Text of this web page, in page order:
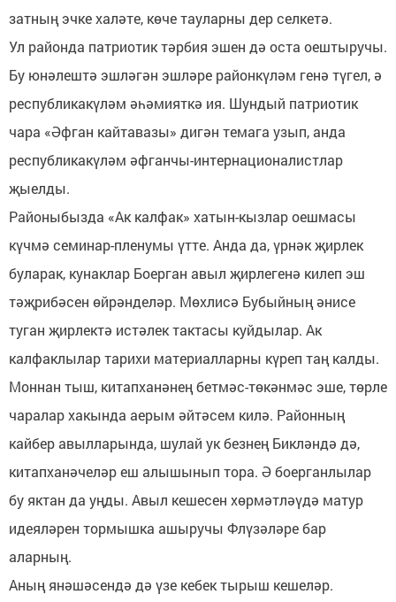
затның эчке халәте, көче тауларны дер селкетә.
Ул районда патриотик тәрбия эшен дә оста оештыручы.
Бу юнәлештә эшләгән эшләре районкүләм генә түгел, ә
республикакүләм әһәмияткә ия. Шундый патриотик
чара «Әфган кайтавазы» дигән темага узып, анда
республикакүләм әфганчы-интернационалистлар
җыелды.
Районыбызда «Ак калфак» хатын-кызлар оешмасы
күчмә семинар-пленумы үтте. Анда да, үрнәк җирлек
буларак, кунаклар Боерган авыл җирлегенә килеп эш
тәҗрибәсен өйрәнделәр. Мөхлисә Бубыйның әнисе
туган җирлектә истәлек тактасы куйдылар. Ак
калфаклылар тарихи материалларны күреп таң калды.
Моннан тыш, китапханәнең бетмәс-төкәнмәс эше, төрле
чаралар хакында аерым әйтәсем килә. Районның
кайбер авылларында, шулай ук безнең Бикләндә дә,
китапханәчеләр еш алышынып тора. Ә боерганлылар
бу яктан да уңды. Авыл кешесен хөрмәтләүдә матур
идеяләрен тормышка ашыручы Флүзәләре бар
аларның.
Аның янәшәсендә дә үзе кебек тырыш кешеләр.